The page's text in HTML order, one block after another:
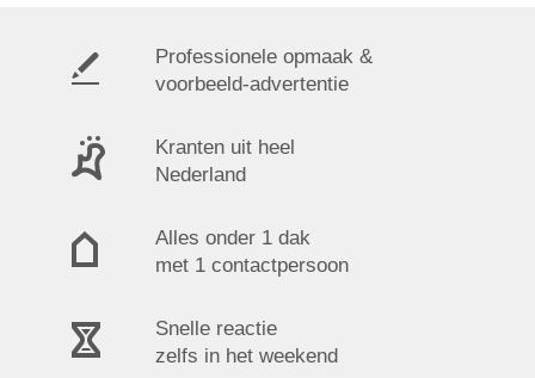
Professionele opmaak &
voorbeeld-advertentie
Kranten uit heel
Nederland
Alles onder 1 dak
met 1 contactpersoon
Snelle reactie
zelfs in het weekend